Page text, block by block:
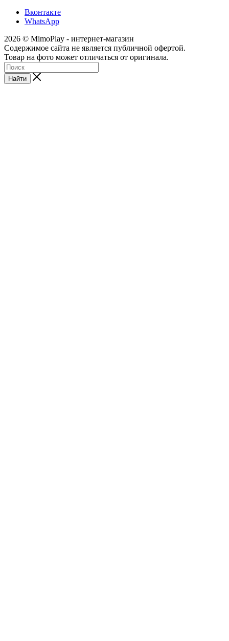
Вконтакте
WhatsApp
2026 © MimoPlay - интернет-магазин
Содержимое сайта не является публичной офертой.
Товар на фото может отличаться от оригинала.
Найти